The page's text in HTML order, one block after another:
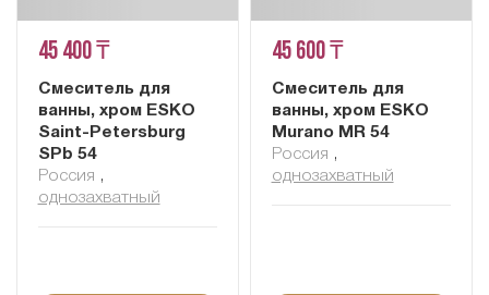
45 400 ₸
Смеситель для
ванны, хром ESKO
Saint-Petersburg
SPb 54
Россия ,
однозахватный
45 600 ₸
Смеситель для
ванны, хром ESKO
Murano MR 54
Россия ,
однозахватный